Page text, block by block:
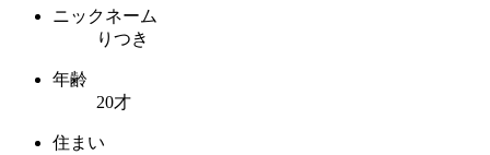
ニックネーム
りつき
年齢
20才
住まい